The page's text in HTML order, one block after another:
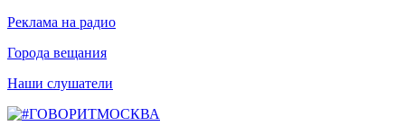
Реклама на радио
Города вещания
Наши слушатели